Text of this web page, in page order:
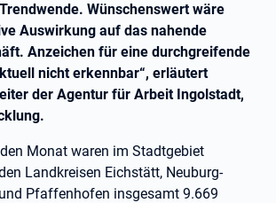
Wünschenswert wäre
Auswirkung auf das nahende
Anzeichen für eine durchgreifende
nicht erkennbar“, erläutert
der Agentur für Arbeit Ingolstadt,
Monat waren im Stadtgebiet
Landkreisen Eichstätt, Neuburg-
Pfaffenhofen insgesamt 9.669